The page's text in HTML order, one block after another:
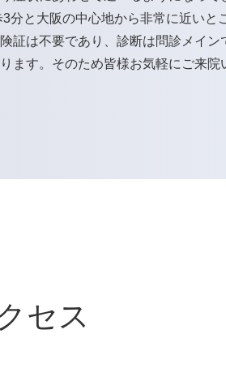
分と大阪の中心地から非常に近いと
証は不要であり、診断は問診メイン
ます。そのため皆様お気軽にご来院
セス